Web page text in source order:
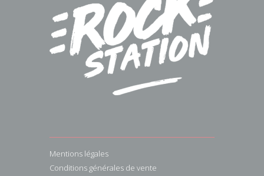
Mentions légales
Conditions générales de vente